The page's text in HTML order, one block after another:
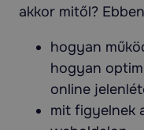
akkor mitől?
hogyan
hogyan
online
mit figyelnek